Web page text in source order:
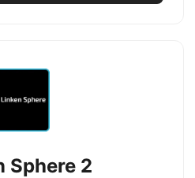
Sphere 2